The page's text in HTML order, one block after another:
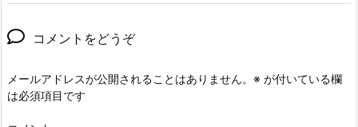
コメントをどうぞ
メールアドレスが公開されることはありません。 ※ が付いている欄
は必須項目です